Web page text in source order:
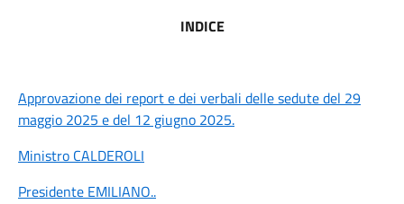
INDICE
Approvazione dei report e dei verbali delle sedute del 29
maggio 2025 e del 12 giugno 2025.
Ministro CALDEROLI
Presidente EMILIANO..